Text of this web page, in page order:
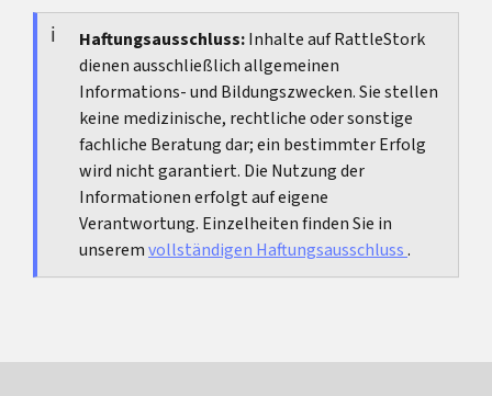
der beste Weg.
Krankheitsgefühl oder Fieber, bei sehr
schmerzhaften harten Brustbereichen, bei einem
sehr schläfrigen Baby mit schwachem Trinken
oder wenn Windeln auffällig wenig werden.
Haftungsausschluss:Inhalte auf RattleStork
dienen ausschließlich allgemeinen
Informations- und Bildungszwecken. Sie stellen
keine medizinische, rechtliche oder sonstige
fachliche Beratung dar; ein bestimmter Erfolg
wird nicht garantiert. Die Nutzung der
Informationen erfolgt auf eigene
Verantwortung. Einzelheiten finden Sie in
unseremvollständigen Haftungsausschluss.